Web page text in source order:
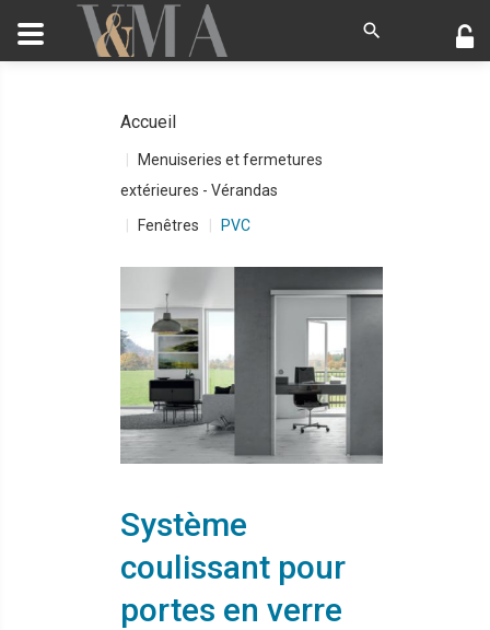
Accueil
Menuiseries et fermetures
extérieures - Vérandas
Fenêtres
PVC
Système
coulissant pour
portes en verre